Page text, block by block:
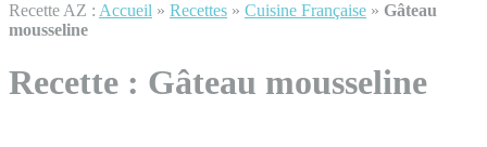
Recette AZ : Accueil » Recettes » Cuisine Française » Gâteau
mousseline
Recette : Gâteau mousseline